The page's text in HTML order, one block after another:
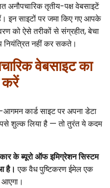
अनौपचारिक तृतीय-पक्ष वेबसाइटें
इन साइटों पर जमा किए गए आपके
को ऐसे तरीकों से संग्रहीत, बेचा
नियंत्रित नहीं कर सकते।
वेबसाइट का
करें
कार्ड साइट पर अपना डेटा
शुल्क लिया है — तो तुरंत ये कदम
के ब्यूरो ऑफ इमिग्रेशन सिस्टम
है। एक वैध पुष्टिकरण ईमेल एक